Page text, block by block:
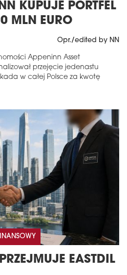
KUPUJE PORTFEL
MLN EURO
Opr./edited by NN
Appeninn Asset
przejęcie jedenastu
w całej Polsce za kwotę
EASTDIL